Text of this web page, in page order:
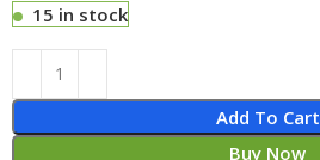
15 in stock
Add To Cart
Buy Now